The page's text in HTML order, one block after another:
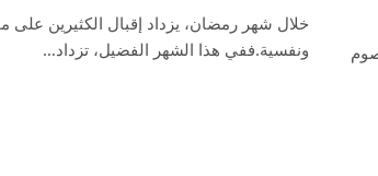
خلال شهر رمضان، يزداد إقبال الكثيرين
ونفسية.ففي هذا الشهر الفضيل، تزداد…